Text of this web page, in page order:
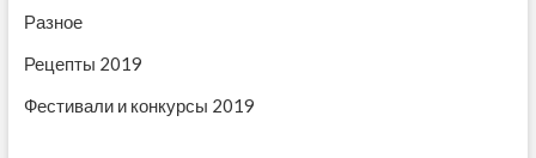
Разное
Рецепты 2019
Фестивали и конкурсы 2019